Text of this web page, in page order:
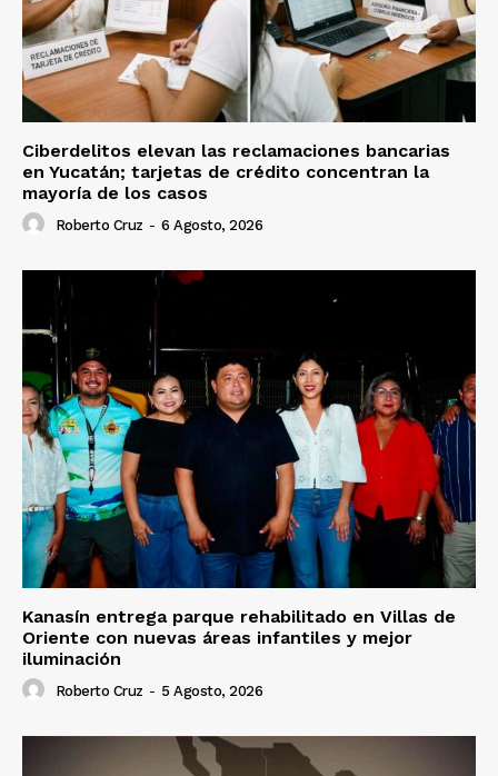
Ciberdelitos elevan las reclamaciones bancarias
en Yucatán; tarjetas de crédito concentran la
mayoría de los casos
Roberto Cruz - 6 Agosto, 2026
Kanasín entrega parque rehabilitado en Villas de
Oriente con nuevas áreas infantiles y mejor
iluminación
Roberto Cruz - 5 Agosto, 2026